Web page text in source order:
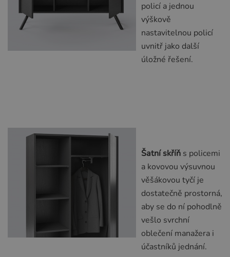
policí a jednou
výškově
nastavitelnou policí
uvnitř jako další
úložné řešení.
Šatní skříň s policemi
a kovovou výsuvnou
věšákovou tyčí je
dostatečně prostorná,
aby se do ní pohodlně
vešlo svrchní
oblečení manažera i
účastníků jednání.